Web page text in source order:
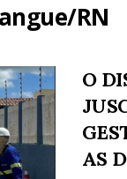
RN
O
AS